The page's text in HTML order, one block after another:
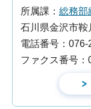
所属課： 総務部
石川県金沢市鞍
電話番号：076-
ファクス番号